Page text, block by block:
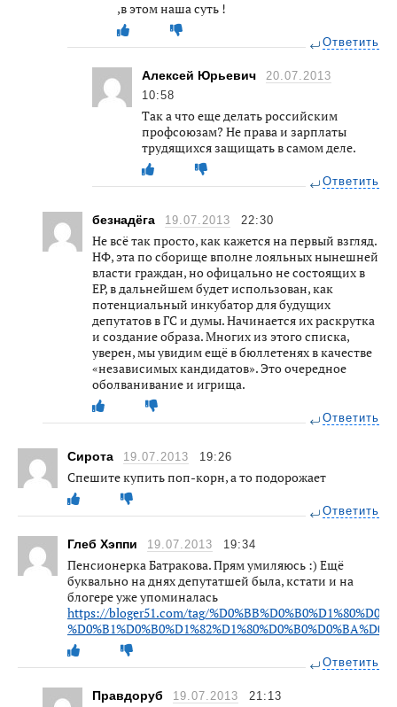
,в этом наша суть !
Ответить
Алексей Юрьевич
20.07.2013
10:58
Так а что еще делать российским
профсоюзам? Не права и зарплаты
трудящихся защищать в самом деле.
Ответить
безнадёга 19.07.2013 22:30
Не всё так просто, как кажется на первый взгляд.
НФ, эта по сборище вполне лояльных нынешней
власти граждан, но офицально не состоящих в
ЕР, в дальнейшем будет использован, как
потенциальный инкубатор для будущих
депутатов в ГС и думы. Начинается их раскрутка
и создание образа. Многих из этого списка,
уверен, мы увидим ещё в бюллетенях в качестве
«независимых кандидатов». Это очередное
оболванивание и игрища.
Ответить
Сирота 19.07.2013 19:26
Спешите купить поп-корн, а то подорожает
Ответить
Глеб Хэппи 19.07.2013 19:34
Пенсионерка Батракова. Прям умиляюсь :) Ещё
буквально на днях депутатшей была, кстати и на
блогере уже упоминалась
https://bloger51.com/tag/
Ответить
Правдоруб 19.07.2013 21:13